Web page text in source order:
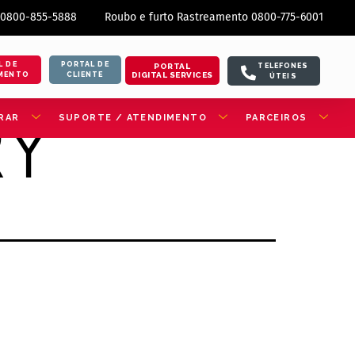
855-5888 Roubo e furto Rastreamento 0800-775-6001
DE
PORTAL DE
CLIENTE
PORTAL
DIGITAL SERVICES
TELEFONES
ÚTEIS
SUPORTE / ATENDIMENTO PARCEIROS